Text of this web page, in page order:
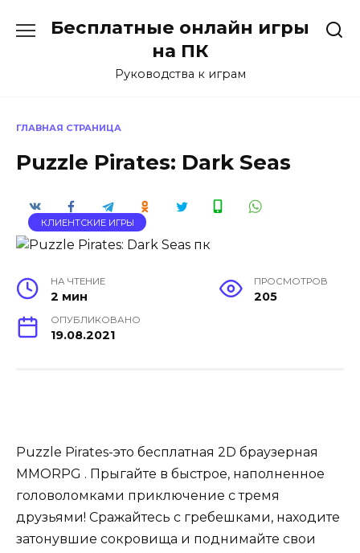
Бесплатные онлайн игры
на ПК
Руководства к играм
ГЛАВНАЯ СТРАНИЦА
Puzzle Pirates: Dark Seas
КЛИЕНТСКИЕ ИГРЫ
НА ЧТЕНИЕ
2 мин
ПРОСМОТРОВ
205
ОПУБЛИКОВАНО
19.08.2021
Puzzle Pirates-это бесплатная 2D браузерная
MMORPG . Прыгайте в быстрое, наполненное
головоломками приключение с тремя
друзьями! Сражайтесь с гребешками, находите
затонувшие сокровища и поднимайте свои